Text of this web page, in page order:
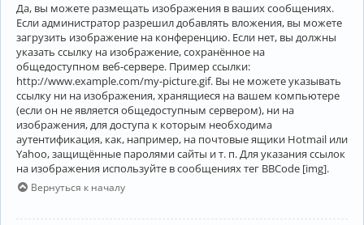
Да, вы можете размещать изображения в ваших сообщениях.
Если администратор разрешил добавлять вложения, вы можете
загрузить изображение на конференцию. Если нет, вы должны
указать ссылку на изображение, сохранённое на
общедоступном веб-сервере. Пример ссылки:
http://www.example.com/my-picture.gif. Вы не можете указывать
ссылку ни на изображения, хранящиеся на вашем компьютере
(если он не является общедоступным сервером), ни на
изображения, для доступа к которым необходима
аутентификация, как, например, на почтовые ящики Hotmail или
Yahoo, защищённые паролями сайты и т. п. Для указания ссылок
на изображения используйте в сообщениях тег BBCode [img].
Вернуться к началу